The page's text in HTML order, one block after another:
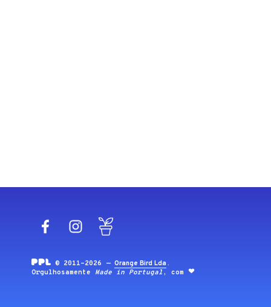
FacebookInstagram
© 2011-2026 —Orange Bird Lda .
Orgulhosamente Made in Portugal , com